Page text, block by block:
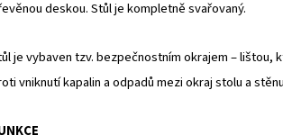
deskou. Stůl je kompletně svařovaný.
je vybaven tzv. bezpečnostním okrajem – lištou,
vniknutí kapalin a odpadů mezi okraj stolu a